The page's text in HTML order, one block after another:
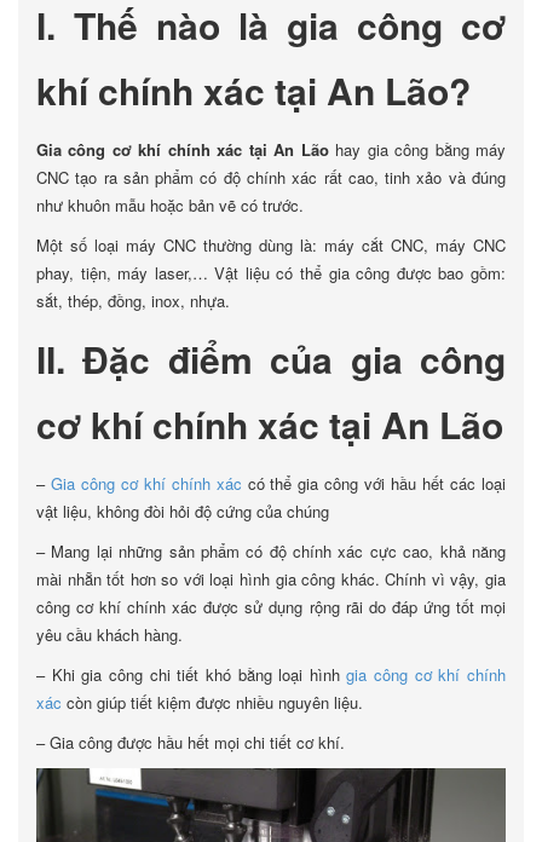
I. Thế nào là gia công cơ
khí chính xác tại An Lão?
Gia công cơ khí chính xác tại An Lãohay gia công bằng máy
CNC tạo ra sản phẩm có độ chính xác rất cao, tinh xảo và đúng
như khuôn mẫu hoặc bản vẽ có trước.
Một số loại máy CNC thường dùng là: máy cắt CNC, máy CNC
phay, tiện, máy laser,… Vật liệu có thể gia công được bao gồm:
sắt, thép, đồng, inox, nhựa.
II. Đặc điểm của gia công
cơ khí chính xác tại An Lão
– Gia công cơ khí chính xác có thể gia công với hầu hết các loại
vật liệu, không đòi hỏi độ cứng của chúng
– Mang lại những sản phẩm có độ chính xác cực cao, khả năng
mài nhẵn tốt hơn so với loại hình gia công khác. Chính vì vậy, gia
công cơ khí chính xác được sử dụng rộng rãi do đáp ứng tốt mọi
yêu cầu khách hàng.
– Khi gia công chi tiết khó bằng loại hìnhgia công cơ khí chính
xác còn giúp tiết kiệm được nhiều nguyên liệu.
– Gia công được hầu hết mọi chi tiết cơ khí.